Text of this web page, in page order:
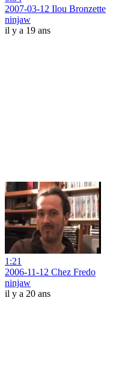
2007-03-12 Ilou Bronzette
ninjaw
il y a 19 ans
1:21
2006-11-12 Chez Fredo
ninjaw
il y a 20 ans